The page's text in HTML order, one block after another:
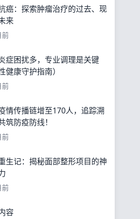
癌：探索肿瘤治疗的过去、现
来
前
症困扰多，专业调理是关键
健康守护指南）
前
情传播链增至170人，追踪溯
筑防疫防线！
前
生记：揭秘面部整形项目的神
前
容